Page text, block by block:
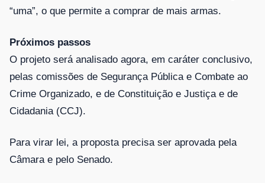
“uma”, o que permite a comprar de mais armas.
Próximos passos
O projeto será analisado agora, em caráter conclusivo,
pelas comissões de Segurança Pública e Combate ao
Crime Organizado, e de Constituição e Justiça e de
Cidadania (CCJ).
Para virar lei, a proposta precisa ser aprovada pela
Câmara e pelo Senado.